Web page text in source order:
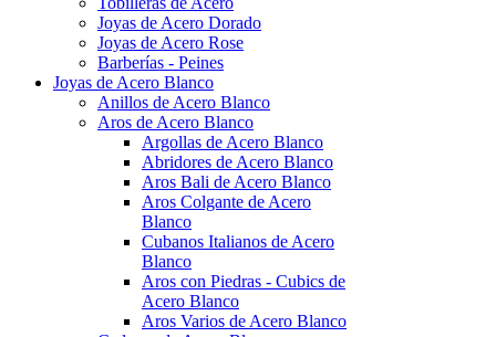
Joyas de Acero Dorado
Joyas de Acero Rose
Barberías - Peines
Joyas de Acero Blanco
Anillos de Acero Blanco
Aros de Acero Blanco
Argollas de Acero Blanco
Abridores de Acero Blanco
Aros Bali de Acero Blanco
Aros Colgante de Acero
Blanco
Cubanos Italianos de Acero
Blanco
Aros con Piedras - Cubics de
Acero Blanco
Aros Varios de Acero Blanco